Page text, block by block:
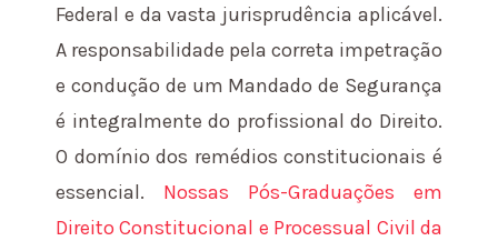
Federal e da vasta jurisprudência aplicável.
A responsabilidade pela correta impetração
e condução de um Mandado de Segurança
é integralmente do profissional do Direito.
O domínio dos remédios constitucionais é
essencial. Nossas Pós-Graduações em
Direito Constitucional e Processual Civil da